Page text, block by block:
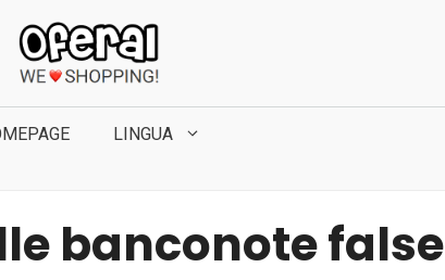
LINGUA
banconote false